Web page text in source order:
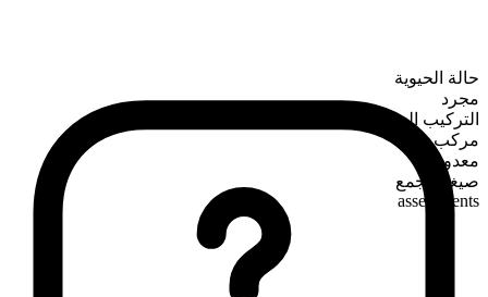
حالة الحيوية
مجرد
التركيب الصرفي
مركب
معدود
صيغة الجمع
assessments